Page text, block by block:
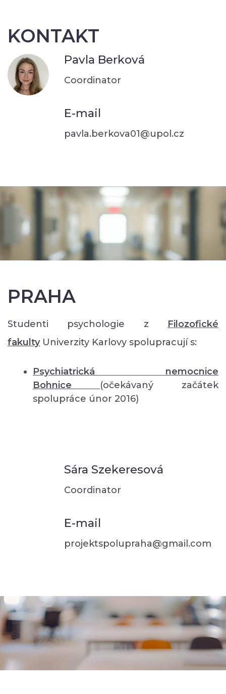
KONTAKT
Pavla Berková
Coordinator
E-mail
pavla.berkova01@upol.cz
PRAHA
Studenti psychologie z Filozofické
fakulty Univerzity Karlovy spolupracují s:
Psychiatrická nemocnice
Bohnice (očekávaný začátek
spolupráce únor 2016)
Sára Szekeresová
Coordinator
E-mail
projektspolupraha@gmail.com